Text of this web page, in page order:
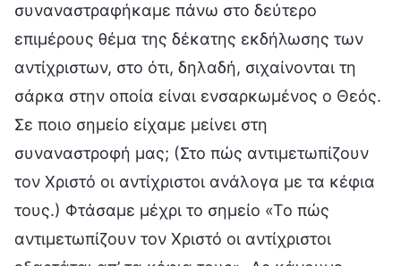
συναναστραφήκαμε πάνω στο δεύτερο
επιμέρους θέμα της δέκατης εκδήλωσης των
αντίχριστων, στο ότι, δηλαδή, σιχαίνονται τη
σάρκα στην οποία είναι ενσαρκωμένος ο Θεός.
Σε ποιο σημείο είχαμε μείνει στη
συναναστροφή μας; (Στο πώς αντιμετωπίζουν
τον Χριστό οι αντίχριστοι ανάλογα με τα κέφια
τους.) Φτάσαμε μέχρι το σημείο «Το πώς
αντιμετωπίζουν τον Χριστό οι αντίχριστοι